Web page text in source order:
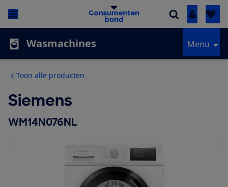
Inloggen
Wasmachines Menu
Toon alle producten
Siemens
WM14N076NL